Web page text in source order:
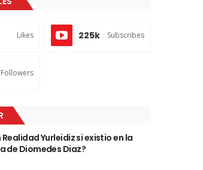
Likes 225k Subscribes
Followers
Realidad Yurleidiz si existio en la
de Diomedes Diaz?